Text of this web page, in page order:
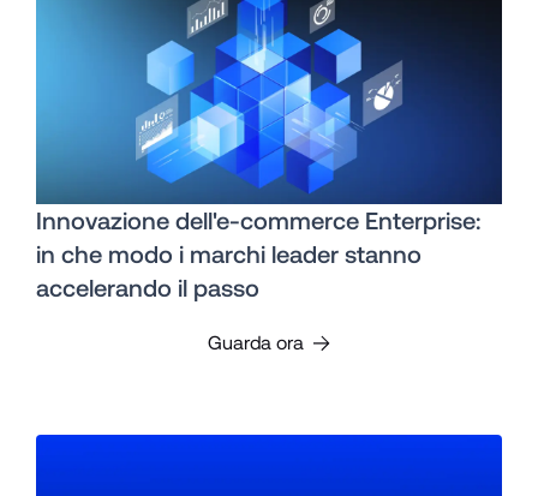
Innovazione dell'e-commerce Enterprise:
in che modo i marchi leader stanno
accelerando il passo
Guarda ora